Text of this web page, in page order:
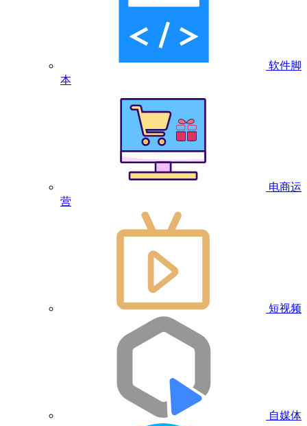
软件脚
本
电商运
营
短视频
自媒体